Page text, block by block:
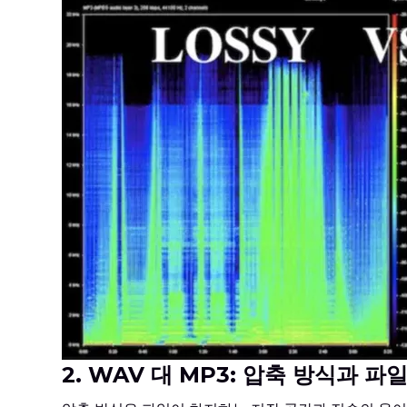
2. WAV 대 MP3: 압축 방식과 파